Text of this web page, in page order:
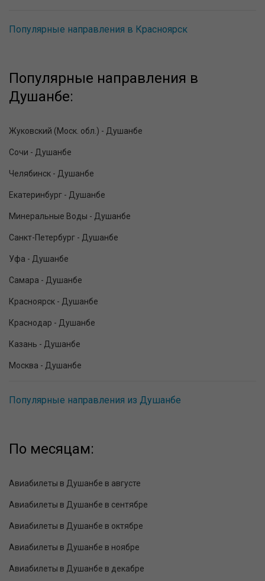
Популярные направления в Красноярск
Популярные направления в
Душанбе:
Жуковский (Моск. обл.) - Душанбе
Сочи - Душанбе
Челябинск - Душанбе
Екатеринбург - Душанбе
Минеральные Воды - Душанбе
Санкт-Петербург - Душанбе
Уфа - Душанбе
Самара - Душанбе
Красноярск - Душанбе
Краснодар - Душанбе
Казань - Душанбе
Москва - Душанбе
Популярные направления из Душанбе
По месяцам:
Авиабилеты в Душанбе в августе
Авиабилеты в Душанбе в сентябре
Авиабилеты в Душанбе в октябре
Авиабилеты в Душанбе в ноябре
Авиабилеты в Душанбе в декабре